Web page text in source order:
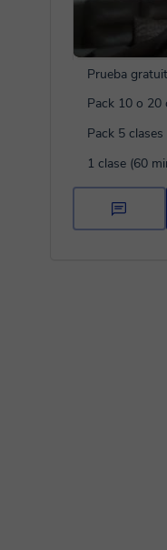
Prueba
Pack 10 o 20
Pack 5 clases
1 clase (60